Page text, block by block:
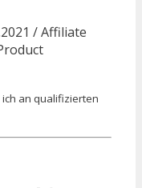
/ Affiliate
an qualifizierten